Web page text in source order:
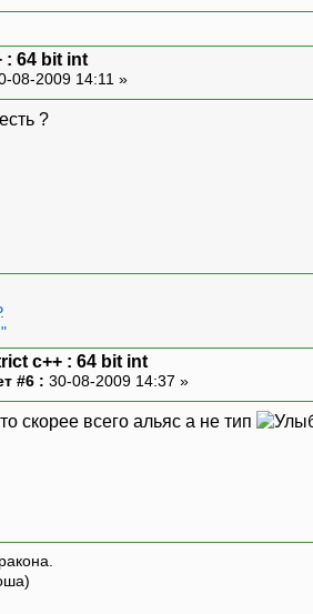
: 64 bit int
08-2009 14:11 »
?
c++ : 64 bit int
#6 : 30-08-2009 14:37 »
скорее всего альяс а не тип